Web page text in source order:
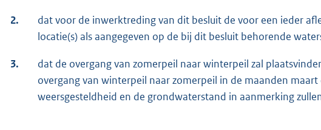
2.
dat voor de inwerktreding van dit besluit de voor een ieder
locatie(s) als aangegeven op de bij dit besluit behorende
3.
dat de overgang van zomerpeil naar winterpeil zal
overgang van winterpeil naar zomerpeil in de maanden
weersgesteldheid en de grondwaterstand in aanmerking